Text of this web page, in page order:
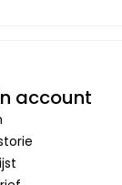
account